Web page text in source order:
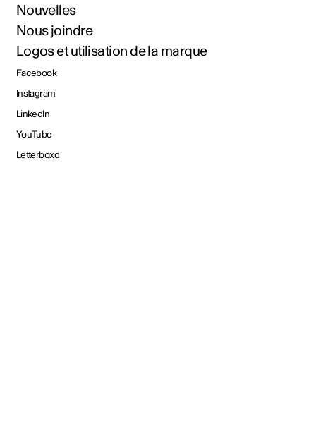
Nouvelles
Nous joindre
Logos et utilisation de la marque
Facebook
Instagram
LinkedIn
YouTube
Letterboxd